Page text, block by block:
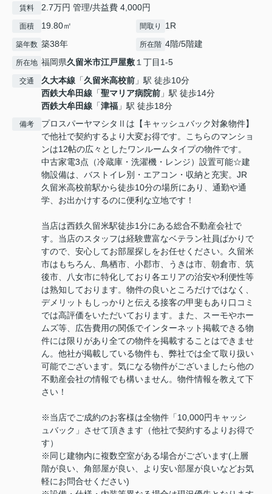
賃料 2.7万円 管理/共益費 4,000円
面積 19.80㎡ 間取り 1R
築年数 築38年 所在階 4階/5階建
所在地 福岡県久留米市江戸屋敷１丁目1-5
交通 久大本線 「久留米高校前 」駅 徒歩10分
西鉄大牟田線 「聖マリア病院前 」駅 徒歩14分
西鉄大牟田線 「津福 」駅 徒歩18分
備考
プロスパーヤマシタⅡは【キャッシュバック対象物件】
で他社で契約するより大変お得です。こちらのマンショ
ンは12帖の広々としたワンルームタイプの物件です。
中古家電3点（冷蔵庫・洗濯機・レンジ）設置可能☆建
物設備は、バストイレ別・エアコン・収納と充実。JR
久留米高校前駅から徒歩10分の場所にあり、通勤や通
学、お出かけするのに便利な立地です！
当店は西鉄久留米駅徒歩1分にある総合不動産会社で
す。当店のスタッフは経験豊富なベテラン社員ばかりで
すので、安心してお部屋探しをお任せください。久留米
市はもちろん、鳥栖市、小郡市、うきは市、朝倉市、筑
後市、八女市に特化しており各エリアの治安や利便性等
は熟知しております。物件の良いところだけではなく、
デメリットもしっかりと伝える接客の甲斐もあり口コミ
では高評価をいただいております。また、スーモやホー
ムズ等、広告費用の関係でインターネット掲載できる物
件には限りがあり全ての物件を掲載することはできませ
ん。他社が掲載している物件も、弊社では全て取り扱い
可能でございます。気になる物件がございましたら他の
不動産会社の情報でも構いません。物件情報を教えて下
さい！
※当店でご成約のお客様は全物件「10,000円キャッシ
ュバック」させて頂きます（他社で契約するよりお得で
す）
※同じ建物内に複数空室がある場合がございます(上層
階が良い、角部屋が良い、より安い部屋が良いなどお気
軽にお問合せください)